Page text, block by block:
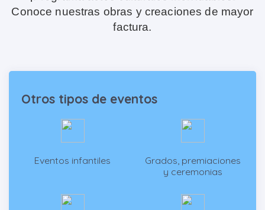
Conoce nuestras obras y creaciones de mayor
factura.
Otros tipos de eventos
Eventos infantiles
Grados, premiaciones
y ceremonias